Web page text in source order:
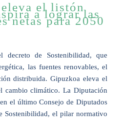
el listón
a lograr las
netas para 2050
decreto de Sostenibilidad, que
las fuentes renovables, el
distribuida.Gipuzkoa eleva el
cambio climático. La Diputación
el último Consejo de Diputados
Sostenibilidad, el pilar normativo